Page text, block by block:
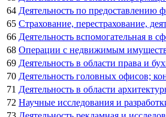
64 Деятельность по предоставлению
65 Страхование, перестрахование,
66 Деятельность вспомогательная в
68 Операции с недвижимым
69 Деятельность в области права и
70 Деятельность головных офисов;
71 Деятельность в области
72 Научные исследования и